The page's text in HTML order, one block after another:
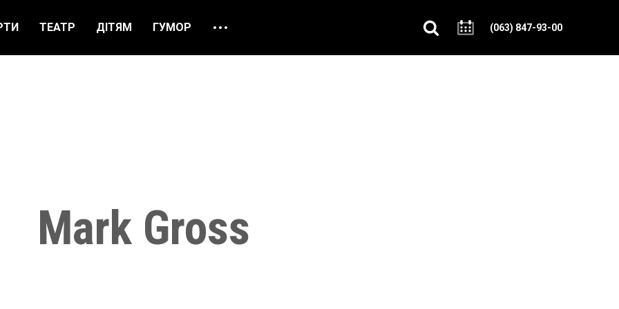
ТЕАТР ДІТЯМ ГУМОР (063) 847-93-00
Mark Gross